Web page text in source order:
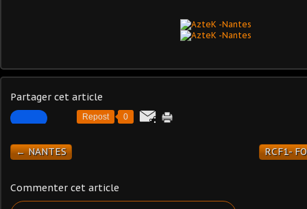
Partager cet article
Repost 0
← NANTES RCF1-
Commenter cet article